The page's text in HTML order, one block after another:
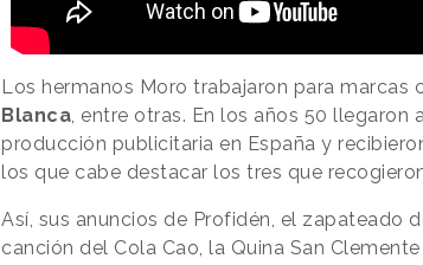
Los hermanos Moro trabajaron para marcas
Blanca , entre otras. En los años 50 llegaron
producción publicitaria en España y
los que cabe destacar los tres que
Así, sus anuncios de Profidén, el zapateado
canción del Cola Cao, la Quina San